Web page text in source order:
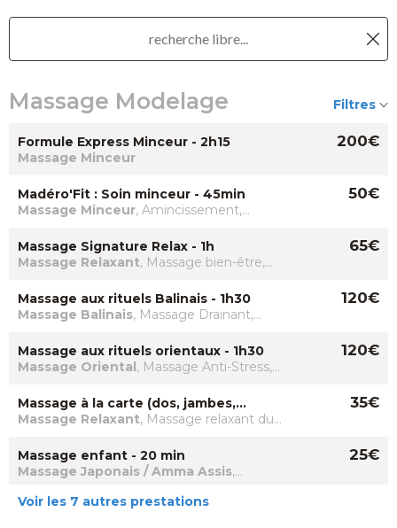
Massage Modelage Filtres
Formule Express Minceur - 2h15
Massage Minceur
200€
Madéro'Fit : Soin minceur - 45min
Massage Minceur, Amincissement,
Drainant
50€
Massage Signature Relax - 1h
Massage Relaxant, Massage bien-être,
Rééquilibrages énergétiques
65€
Massage aux rituels Balinais - 1h30
Massage Balinais, Massage Drainant,
120€
Massage aux rituels orientaux - 1h30
Massage Oriental, Massage Anti-Stress,
120€
Massage à la carte (dos, jambes,
visage) - 30 min
Massage Relaxant, Massage relaxant du
35€
Massage enfant - 20 min
Massage Japonais / Amma Assis,
énergétiques
25€
Massage Anti-cellulite - 45 min
Voir les 7 autres prestations